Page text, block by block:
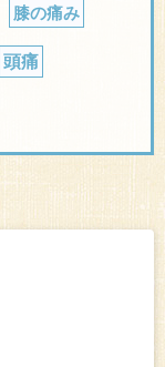
膝の痛み
頭痛